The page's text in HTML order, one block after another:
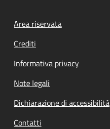
Footer menu
Area riservata
Crediti
Informativa privacy
Note legali
Dichiarazione di accessibilità
Contatti